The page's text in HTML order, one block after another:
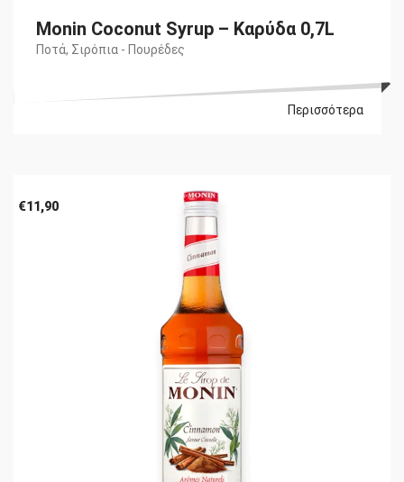
Monin Coconut Syrup – Καρύδα 0,7L
Ποτά, Σιρόπια - Πουρέδες
Περισσότερα
€11,90